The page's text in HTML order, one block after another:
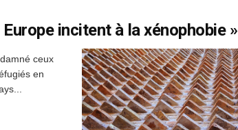
incitent à la xénophobie »
ceux
en